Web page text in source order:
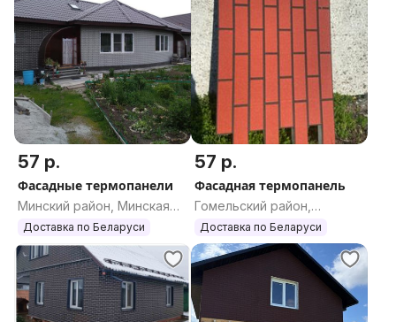
57 р.
Фасадные термопанели
Минский район, Минская
область
Доставка по Беларуси
57 р.
Фасадная термопанель
Гомельский район,
Гомельская область
Доставка по Беларуси